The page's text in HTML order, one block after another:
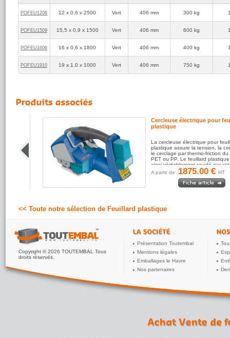
CODYFAB
4/5
(réf:POFEU1606)
Feuillard polyester de bonne qualité, dommage que l'on ne
puisse pas prendre moins de mètres
SLT..
rapide et moins cher = que du mieux!
POFEU1206 12 x 0,6 x 2500 Vert 406 mm 300 kg
POFEU1509 15,5 x 0,9 x 1500 Vert 406 mm 600 kg
POFEU1606 16 x 0,6 x 1800 Vert 406 mm 400 kg
POFEU1910 19 x 1,0 x 1000 Vert 406 mm 750 kg
Cercleuse électrique pour
plastique
La cercleuse électrique pour
plastique assure la tension, la
le cerclage par thermo-friction du
PET ou PP. Le feuillard plastique est
ainsi véritablement soudé par
A partir de 1875.00 € HT
<< Toute notre sélection de Feuillard plastique
Copyright © 2026 TOUTEMBAL Tous
droits réservés.
Présentation Toutembal
Mentions légales
Emballages le Havre
Nos partenaires